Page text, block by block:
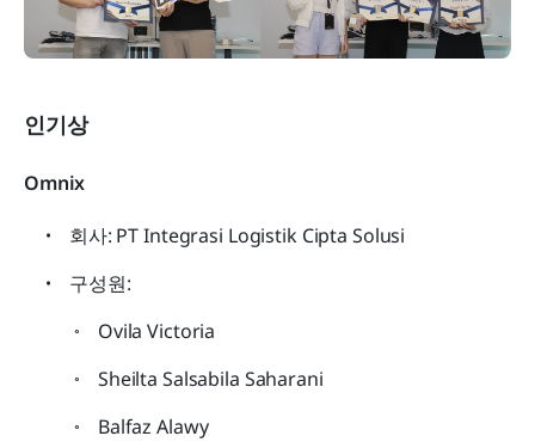
인기상
Omnix
회사: PT Integrasi Logistik Cipta Solusi
구성원:
Ovila Victoria
Sheilta Salsabila Saharani
Balfaz Alawy